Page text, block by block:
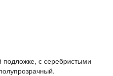
подложке, с серебристыми